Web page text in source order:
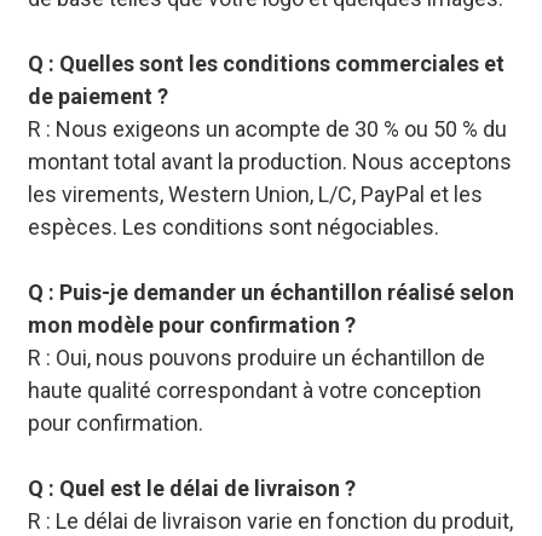
Q : Quelles sont les conditions commerciales et
de paiement ?
R : Nous exigeons un acompte de 30 % ou 50 % du
montant total avant la production. Nous acceptons
les virements, Western Union, L/C, PayPal et les
espèces. Les conditions sont négociables.
Q : Puis-je demander un échantillon réalisé selon
mon modèle pour confirmation ?
R : Oui, nous pouvons produire un échantillon de
haute qualité correspondant à votre conception
pour confirmation.
Q : Quel est le délai de livraison ?
R : Le délai de livraison varie en fonction du produit,